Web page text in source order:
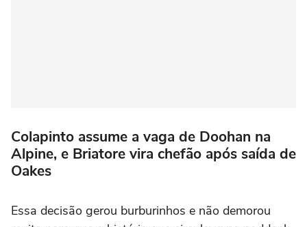
Colapinto assume a vaga de Doohan na
Alpine, e Briatore vira chefão após saída de
Oakes
Essa decisão gerou burburinhos e não demorou